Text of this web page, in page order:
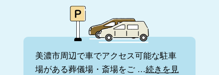
美濃市周辺で車でアクセス可能な駐車
場がある葬儀場・斎場をご …続きを見